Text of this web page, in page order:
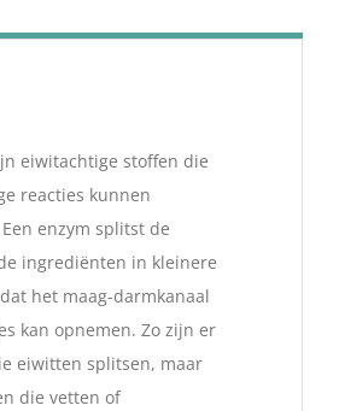
eiwitachtige stoffen die
reacties kunnen
enzym splitst de
ingrediënten in kleinere
het maag-darmkanaal
kan opnemen. Zo zijn er
eiwitten splitsen, maar
die vetten of